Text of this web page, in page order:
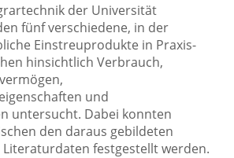
der Universität
fünf verschiedene, in der
Einstreuprodukte in Praxis-
hinsichtlich Verbrauch,
und
untersucht. Dabei konnten
den daraus gebildeten
festgestellt werden.